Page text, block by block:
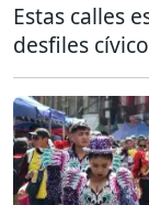
Estas calles
desfiles